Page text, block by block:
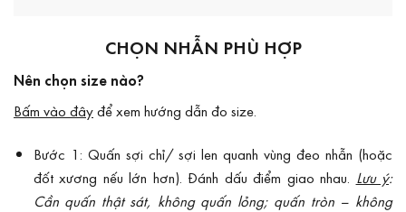
CHỌN NHẪN PHÙ HỢP
Nên chọn size nào?
Bấm vào đâyđể xem hướng dẫn đo size.
Bước 1: Quấn sợi chỉ/ sợi len quanh vùng đeo nhẫn (hoặc
đốt xương nếu lớn hơn). Đánh dấu điểm giao nhau. Lưu ý:
Cần quấn thật sát, không quấn lỏng; quấn tròn – không